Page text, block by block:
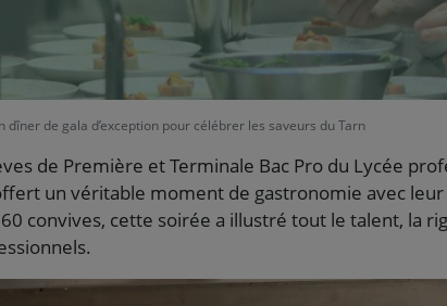
dîner de gala d’exception pour célébrer les saveurs du Tarn
de Première et Terminale Bac Pro du Lycée
un véritable moment de gastronomie avec leur
convives, cette soirée a illustré tout le talent, la